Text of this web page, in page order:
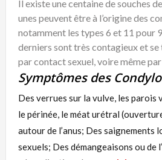
Il existe une centaine de souches
unes peuvent être à l’origine des
notamment les types 6 et 11 pour
derniers sont très contagieux et
par contact sexuel, voire même
Des verrues sur la vulve, les parois
le périnée, le méat urétral
autour de l’anus; Des saignements
sexuels; Des démangeaisons ou de